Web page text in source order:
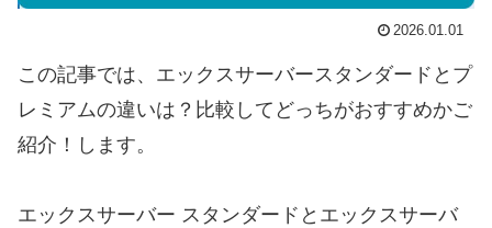
2026.01.01
この記事では、エックスサーバースタンダードとプ
レミアムの違いは？比較してどっちがおすすめかご
紹介！します。
エックスサーバー スタンダードとエックスサーバ